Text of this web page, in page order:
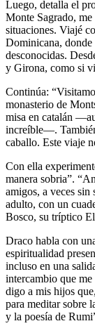
Luego, detalla el
Monte Sagrado,
situaciones. Viajé
Dominicana, donde
desconocidas.
y Girona, como si
Continúa:
monasterio de
misa en catalán
increíble—.
caballo. Este viaje
Con ella
manera sobria”.
amigos, a veces sin
adulto, con un
Bosco, su tríptico
Draco habla con
espiritualidad
incluso en una
intercambio que me
digo a mis hijos
para meditar sobre
y la poesía de